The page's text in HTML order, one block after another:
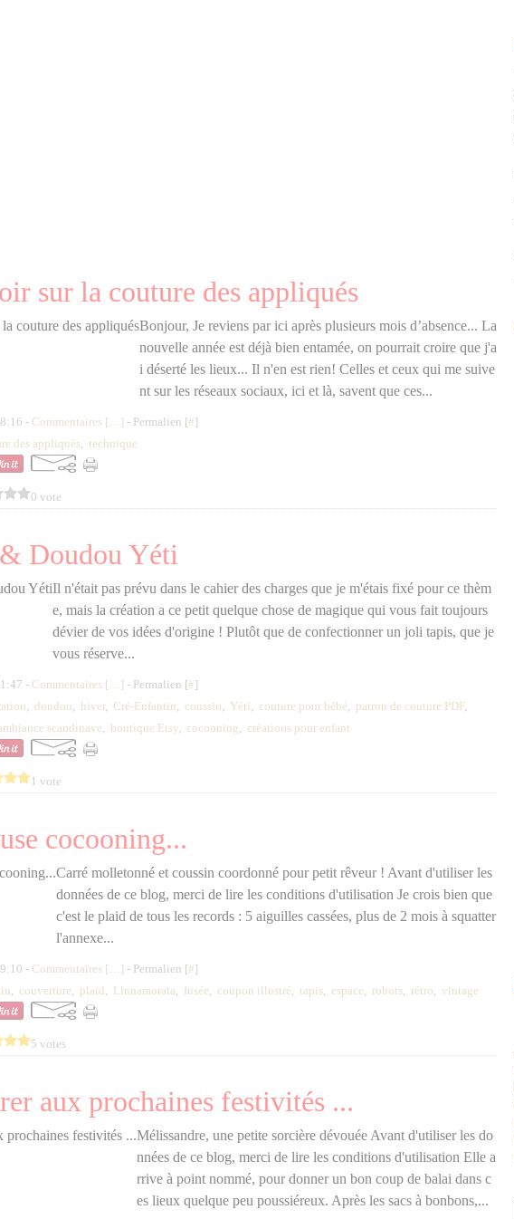
sur la couture des appliqués
Bonjour, Je reviens par ici après plusieurs mois d’absence... La
nouvelle année est déjà bien entamée, on pourrait croire que j'a
i déserté les lieux... Il n'en est rien! Celles et ceux qui me suive
nt sur les réseaux sociaux, ici et là, savent que ces...
- Commentaires [… ] - Permalien [#]
des appliqués, technique
0 vote
Doudou Yéti
Il n'était pas prévu dans le cahier des charges que je m'étais fixé pour ce thèm
e, mais la création a ce petit quelque chose de magique qui vous fait toujours
dévier de vos idées d'origine ! Plutôt que de confectionner un joli tapis, que je
vous réserve...
- Commentaires [… ] - Permalien [#]
, doudou, hiver, Cré-Enfantin, coussin, Yéti, couture pour bébé, patron de couture PDF,
scandinave, boutique Etsy, cocooning, créations pour enfant
1 vote
cocooning...
Carré molletonné et coussin coordonné pour petit rêveur ! Avant d'utiliser les
données de ce blog, merci de lire les conditions d'utilisation Je crois bien que
c'est le plaid de tous les records : 5 aiguilles cassées, plus de 2 mois à squatter
l'annexe...
- Commentaires [… ] - Permalien [#]
, couverture, plaid, Linnamorata, fusée, coupon illustré, tapis, espace, robots, rétro, vintage
5 votes
aux prochaines festivités ...
Mélissandre, une petite sorcière dévouée Avant d'utiliser les do
nnées de ce blog, merci de lire les conditions d'utilisation Elle a
rrive à point nommé, pour donner un bon coup de balai dans c
es lieux quelque peu poussiéreux. Après les sacs à bonbons,...